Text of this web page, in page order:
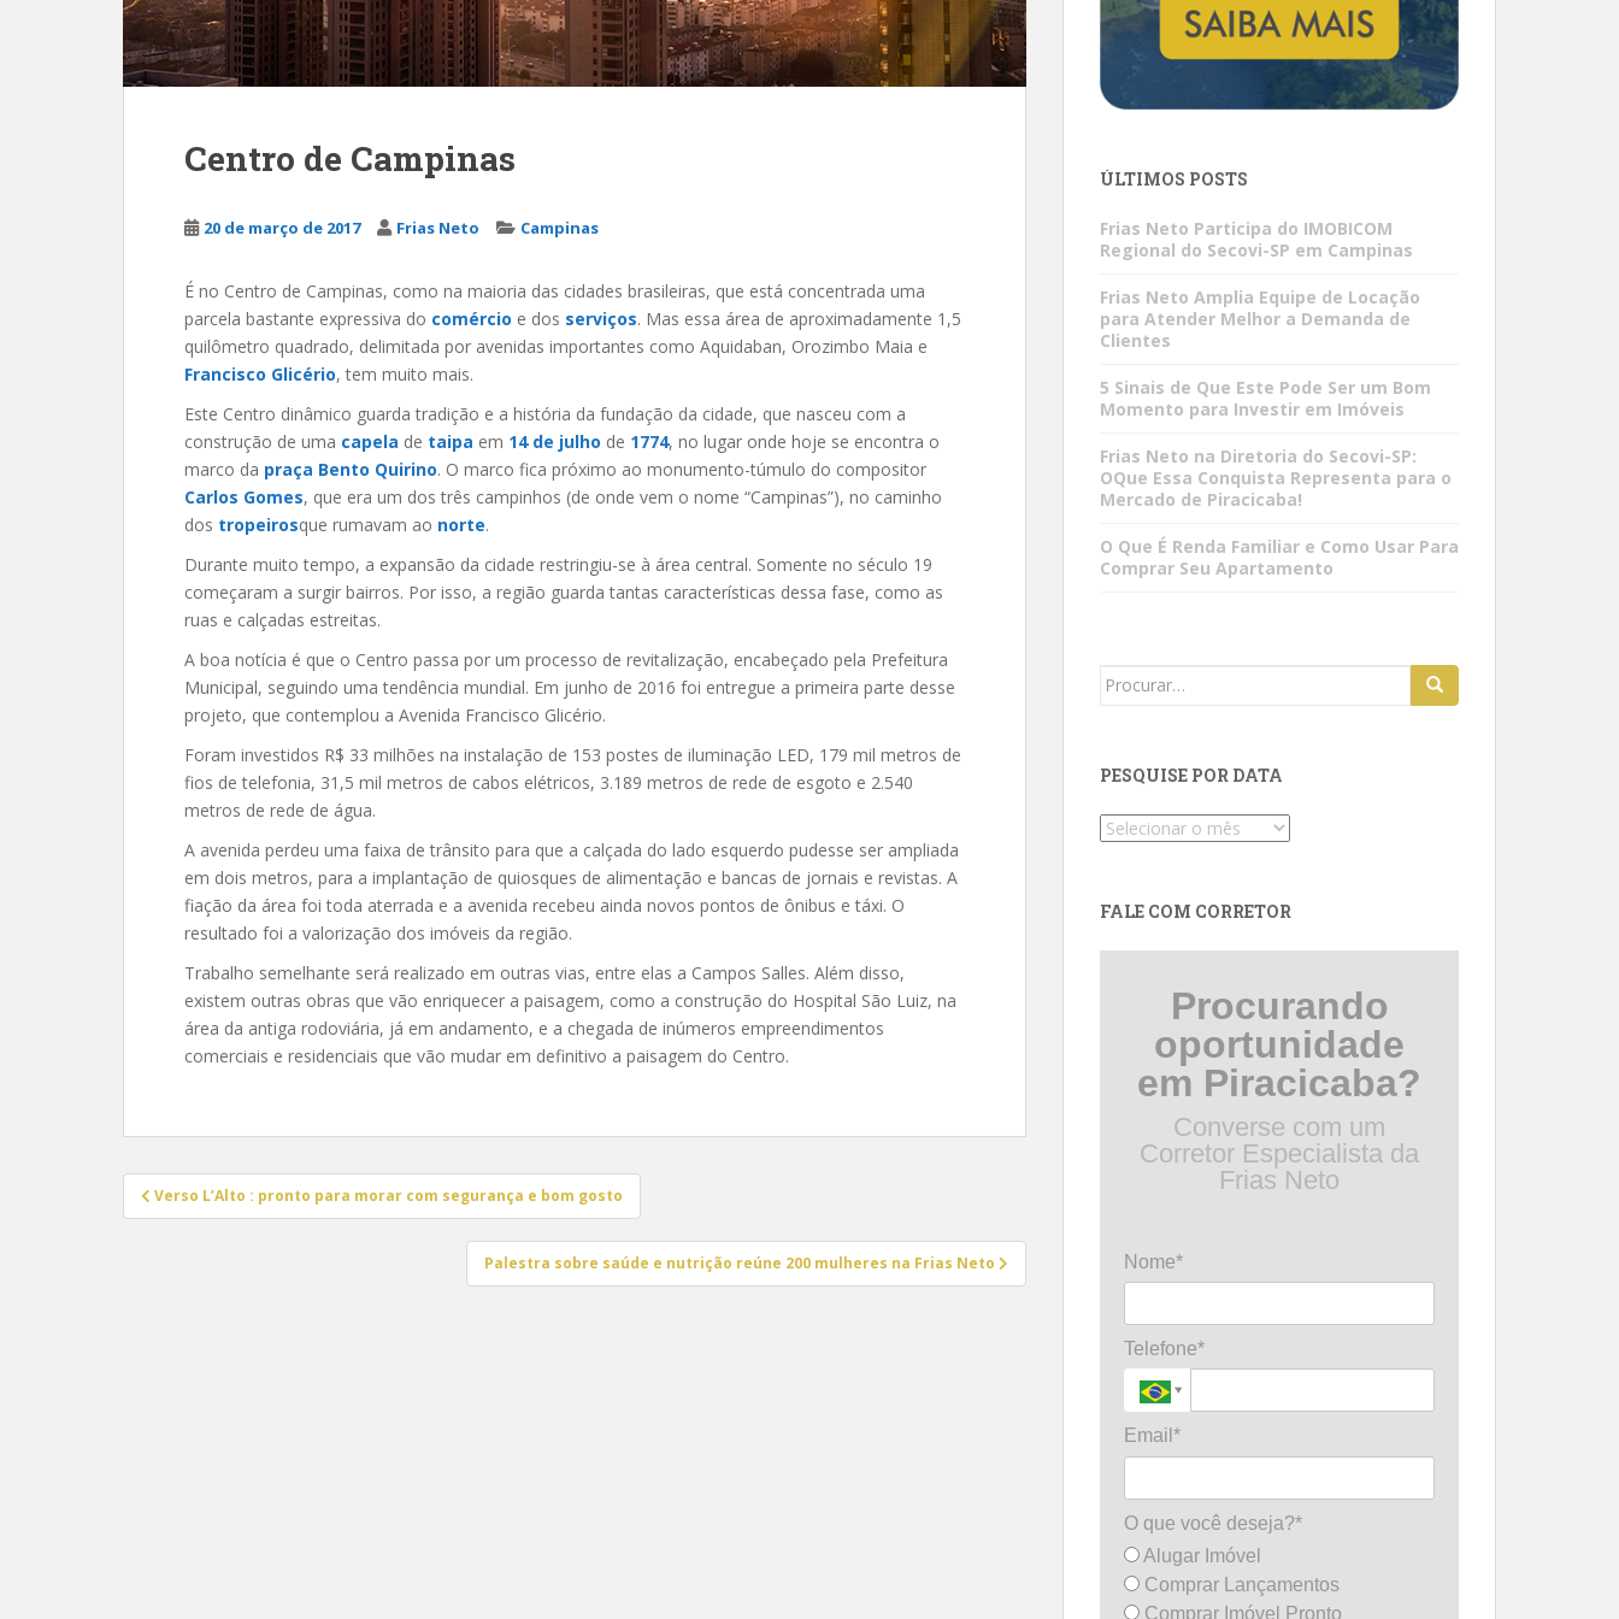
Centro de Campinas
20 de março de 2017 Frias Neto Campinas
É no Centro de Campinas, como na maioria das cidades brasileiras, que está concentrada uma
parcela bastante expressiva do comércio e dos serviços. Mas essa área de aproximadamente 1,5
quilômetro quadrado, delimitada por avenidas importantes como Aquidaban, Orozimbo Maia e
Francisco Glicério, tem muito mais.
Este Centro dinâmico guarda tradição e a história da fundação da cidade, que nasceu com a
construção de uma capela de taipa em 14 de julho de 1774, no lugar onde hoje se encontra o
marco da praça Bento Quirino. O marco fica próximo ao monumento-túmulo do compositor
Carlos Gomes, que era um dos três campinhos (de onde vem o nome “Campinas”), no caminho
dos tropeirosque rumavam ao norte.
Durante muito tempo, a expansão da cidade restringiu-se à área central. Somente no século 19
começaram a surgir bairros. Por isso, a região guarda tantas características dessa fase, como as
ruas e calçadas estreitas.
A boa notícia é que o Centro passa por um processo de revitalização, encabeçado pela Prefeitura
Municipal, seguindo uma tendência mundial. Em junho de 2016 foi entregue a primeira parte desse
projeto, que contemplou a Avenida Francisco Glicério.
Foram investidos R$ 33 milhões na instalação de 153 postes de iluminação LED, 179 mil metros de
fios de telefonia, 31,5 mil metros de cabos elétricos, 3.189 metros de rede de esgoto e 2.540
metros de rede de água.
A avenida perdeu uma faixa de trânsito para que a calçada do lado esquerdo pudesse ser ampliada
em dois metros, para a implantação de quiosques de alimentação e bancas de jornais e revistas. A
fiação da área foi toda aterrada e a avenida recebeu ainda novos pontos de ônibus e táxi. O
resultado foi a valorização dos imóveis da região.
Trabalho semelhante será realizado em outras vias, entre elas a Campos Salles. Além disso,
existem outras obras que vão enriquecer a paisagem, como a construção do Hospital São Luiz, na
área da antiga rodoviária, já em andamento, e a chegada de inúmeros empreendimentos
comerciais e residenciais que vão mudar em definitivo a paisagem do Centro.
Navegação
de
Verso L’Alto : pronto para morar com segurança e bom gosto
Palestra sobre saúde e nutrição reúne 200 mulheres na Frias Neto
ÚLTIMOS POSTS
Frias Neto Participa do IMOBICOM
Regional do Secovi-SP em Campinas
Frias Neto Amplia Equipe de Locação
para Atender Melhor a Demanda de
Clientes
5 Sinais de Que Este Pode Ser um Bom
Momento para Investir em Imóveis
Frias Neto na Diretoria do Secovi-SP:
OQue Essa Conquista Representa para o
Mercado de Piracicaba!
O Que É Renda Familiar e Como Usar Para
Comprar Seu Apartamento
Search
PESQUISE POR DATA
Pesquise
FALE COM CORRETOR
Procurando
oportunidade
em Piracicaba?
Converse com um
Corretor Especialista da
Frias Neto
Nome*
Telefone*
Email*
O que você deseja?*
Alugar Imóvel
Comprar Lançamentos
Comprar Imóvel Pronto